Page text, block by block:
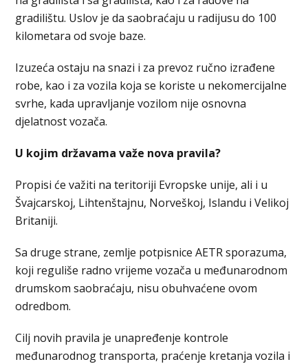
gradilištu. Uslov je da saobraćaju u radijusu do 100
kilometara od svoje baze.
Izuzeća ostaju na snazi i za prevoz ručno izrađene
robe, kao i za vozila koja se koriste u nekomercijalne
svrhe, kada upravljanje vozilom nije osnovna
djelatnost vozača.
U kojim državama važe nova pravila?
Propisi će važiti na teritoriji Evropske unije, ali i u
Švajcarskoj, Lihtenštajnu, Norveškoj, Islandu i Velikoj
Britaniji.
Sa druge strane, zemlje potpisnice AETR sporazuma,
koji reguliše radno vrijeme vozača u međunarodnom
drumskom saobraćaju, nisu obuhvaćene ovom
odredbom.
Cilj novih pravila je unapređenje kontrole
međunarodnog transporta, praćenje kretanja vozila i